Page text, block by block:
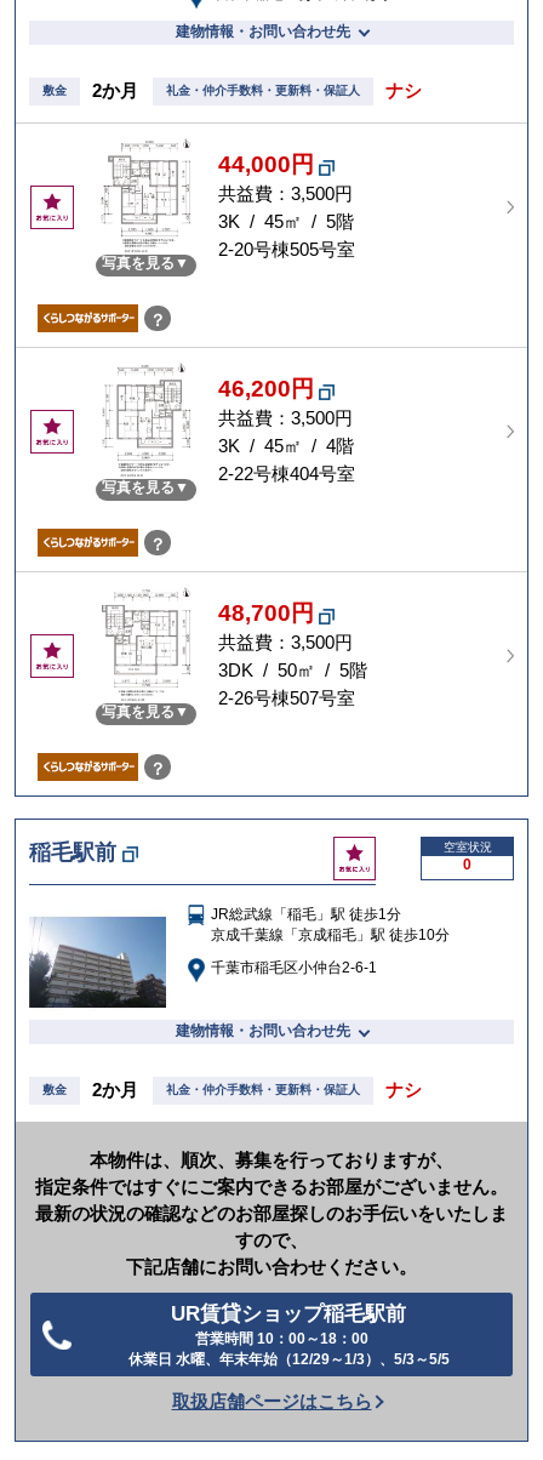
建物情報・お問い合わせ先
敷金 2か月 礼金・仲介手数料・更新料・保証人 ナシ
お
気
写真を見る
44,000円
共益費：3,500円
3K / 45㎡ / 5階
2-20号棟505号室
？
お
気
写真を見る
46,200円
共益費：3,500円
3K / 45㎡ / 4階
2-22号棟404号室
？
お
気
写真を見る
48,700円
共益費：3,500円
3DK / 50㎡ / 5階
2-26号棟507号室
？
稲毛駅前
お
気
入
り
空室状況
0
JR総武線「稲毛」駅 徒歩1分
京成千葉線「京成稲毛」駅 徒歩10分
千葉市稲毛区小仲台2-6-1
建物情報・お問い合わせ先
敷金 2か月 礼金・仲介手数料・更新料・保証人 ナシ
本物件は、順次、募集を行っておりますが、
指定条件ではすぐにご案内できるお部屋がございません。
最新の状況の確認などのお部屋探しのお手伝いをいたしま
すので、
下記店舗にお問い合わせください。
UR賃貸ショップ稲毛駅前
営業時間 10：00～18：00
休業日 水曜、年末年始（12/29～1/3）、5/3～5/5
話
か
取扱店舗ページはこちら